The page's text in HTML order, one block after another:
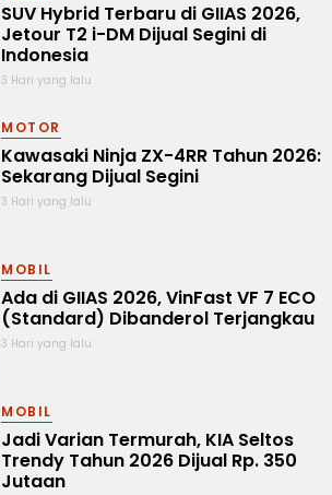
SUV Hybrid Terbaru di GIIAS 2026,
Jetour T2 i-DM Dijual Segini di
Indonesia
3 Hari yang lalu
MOTOR
Kawasaki Ninja ZX-4RR Tahun 2026:
Sekarang Dijual Segini
3 Hari yang lalu
MOBIL
Ada di GIIAS 2026, VinFast VF 7 ECO
(Standard) Dibanderol Terjangkau
3 Hari yang lalu
MOBIL
Jadi Varian Termurah, KIA Seltos
Trendy Tahun 2026 Dijual Rp. 350
Jutaan